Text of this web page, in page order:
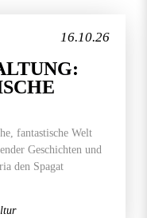
16.10.26
fantastische Welt
Geschichten und
den Spagat